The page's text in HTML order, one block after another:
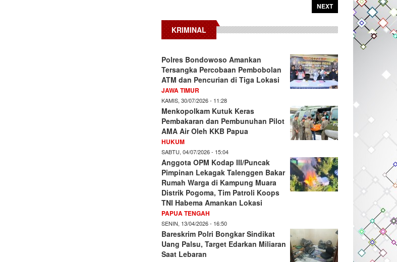
NEXT
KRIMINAL
Polres Bondowoso Amankan
Tersangka Percobaan Pembobolan
ATM dan Pencurian di Tiga Lokasi
JAWA TIMUR
KAMIS, 30/07/2026 - 11:28
Menkopolkam Kutuk Keras
Pembakaran dan Pembunuhan Pilot
AMA Air Oleh KKB Papua
HUKUM
SABTU, 04/07/2026 - 15:04
Anggota OPM Kodap III/Puncak
Pimpinan Lekagak Talenggen Bakar
Rumah Warga di Kampung Muara
Distrik Pogoma, Tim Patroli Koops
TNI Habema Amankan Lokasi
PAPUA TENGAH
SENIN, 13/04/2026 - 16:50
Bareskrim Polri Bongkar Sindikat
Uang Palsu, Target Edarkan Miliaran
Saat Lebaran